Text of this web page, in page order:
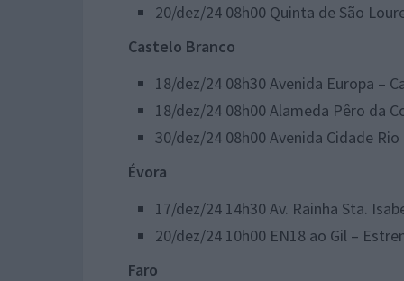
​20/dez/24 08h00 Quinta de São
Castelo Branco
18/dez/24 08h30 Avenida Europa –
​18/dez/24 08h00 Alameda Pêro da
​30/dez/24 08h00 Avenida Cidade
Évora
​17/dez/24 14h30 Av. Rainha Sta.
​20/dez/24 10h00 EN18 ao Gil –
Faro